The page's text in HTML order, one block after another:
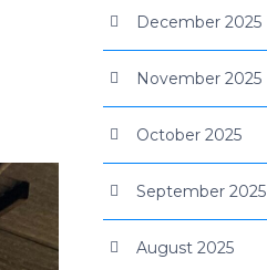
December 2025
November 2025
October 2025
September 2025
August 2025